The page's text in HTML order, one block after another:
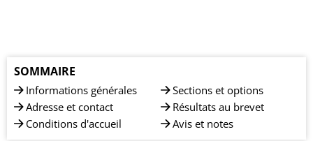
SOMMAIRE
Informations générales
Adresse et contact
Conditions d'accueil
Sections et options
Résultats au brevet
Avis et notes